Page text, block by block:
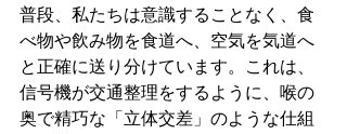
普段、私たちは意識することなく、食
べ物や飲み物を食道へ、空気を気道へ
と正確に送り分けています。これは、
信号機が交通整理をするように、喉の
奥で精巧な「立体交差」のような仕組